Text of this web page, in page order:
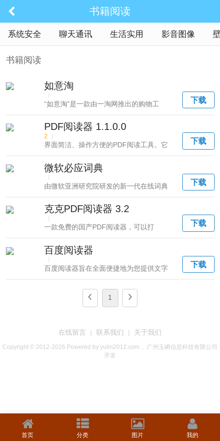
书籍阅读
系统安全 聊天通讯 生活实用 影音图像
书籍阅读
如意淘
下载
“如意淘”是一款由一淘网推出的购物工
PDF阅读器 1.1.0.0
2 下载
界面简洁、操作方便的PDF阅读工具。它
支持各种高低...
微软必应词典
下载
由微软亚洲研究院研发的新一代在线词典
克克PDF阅读器 3.2
下载
一款免费的国产PDF阅读器，可以打
开.pdf扩展名...
百度阅读器
下载
百度阅读器旨在全面便捷地为您提供文字
1
在线留言 联系我们 关于我们
Copyright © 2012-2026 Powered by yulin2012.com， 广州玉嶙信息科技有限公司
开发
首页 分类 图片 我的